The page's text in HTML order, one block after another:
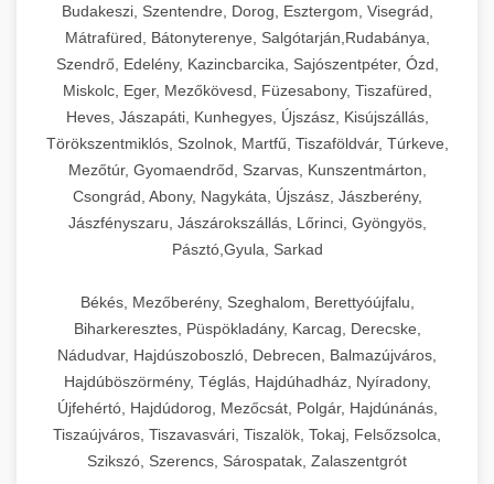
Budakeszi, Szentendre, Dorog, Esztergom, Visegrád,
Mátrafüred, Bátonyterenye, Salgótarján,Rudabánya,
Szendrő, Edelény, Kazincbarcika, Sajószentpéter, Ózd,
Miskolc, Eger, Mezőkövesd, Füzesabony, Tiszafüred,
Heves, Jászapáti, Kunhegyes, Újszász, Kisújszállás,
Törökszentmiklós, Szolnok, Martfű, Tiszaföldvár, Túrkeve,
Mezőtúr, Gyomaendrőd, Szarvas, Kunszentmárton,
Csongrád, Abony, Nagykáta, Újszász, Jászberény,
Jászfényszaru, Jászárokszállás, Lőrinci, Gyöngyös,
Pásztó,Gyula, Sarkad
Békés, Mezőberény, Szeghalom, Berettyóújfalu,
Biharkeresztes, Püspökladány, Karcag, Derecske,
Nádudvar, Hajdúszoboszló, Debrecen, Balmazújváros,
Hajdúböszörmény, Téglás, Hajdúhadház, Nyíradony,
Újfehértó, Hajdúdorog, Mezőcsát, Polgár, Hajdúnánás,
Tiszaújváros, Tiszavasvári, Tiszalök, Tokaj, Felsőzsolca,
Szikszó, Szerencs, Sárospatak, Zalaszentgrót